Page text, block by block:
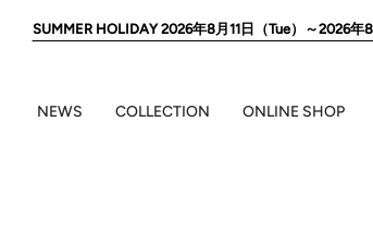
SUMMER HOLIDAY 2026年8月11日（Tue）～2026年8
NEWS COLLECTION ONLINE SHOP